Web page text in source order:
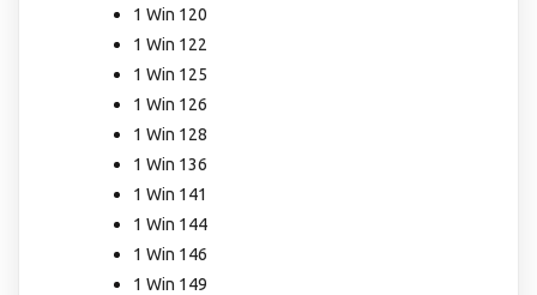
1 Win 120
1 Win 122
1 Win 125
1 Win 126
1 Win 128
1 Win 136
1 Win 141
1 Win 144
1 Win 146
1 Win 149